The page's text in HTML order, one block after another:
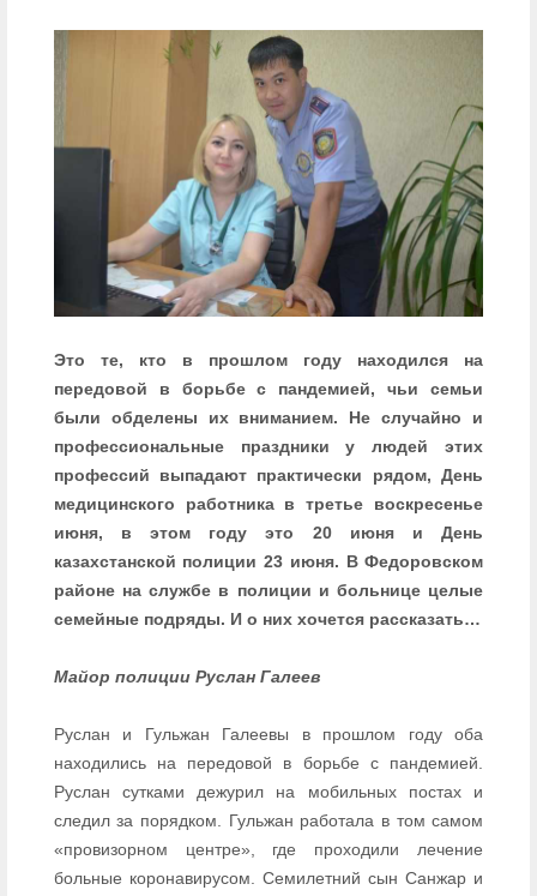
Это те, кто в прошлом году находился на
передовой в борьбе с пандемией, чьи семьи
были обделены их вниманием. Не случайно и
профессиональные праздники у людей этих
профессий выпадают практически рядом, День
медицинского работника в третье воскресенье
июня, в этом году это 20 июня и День
казахстанской полиции 23 июня. В Федоровском
районе на службе в полиции и больнице целые
семейные подряды. И о них хочется рассказать…
Майор полиции Руслан Галеев
Руслан и Гульжан Галеевы в прошлом году оба
находились на передовой в борьбе с пандемией.
Руслан сутками дежурил на мобильных постах и
следил за порядком. Гульжан работала в том самом
«провизорном центре», где проходили лечение
больные коронавирусом. Семилетний сын Санжар и